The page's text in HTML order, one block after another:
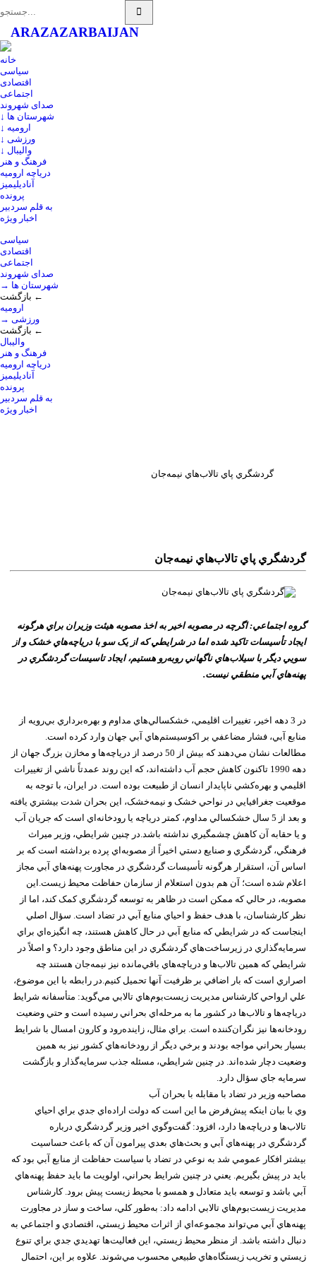
ARAZAZARBAIJAN
خانه
سیاسی
اقتصادی
اجتماعی
صدای شهروند
↓ شهرستان ها
↓ ارومیه
↓ ورزشی
↓ والیبال
فرهنگ و هنر
دریاچه ارومیه
آنادیلیمیز
پرونده
به قلم سردبیر
اخبار ویژه
سیاسی
اقتصادی
اجتماعی
صدای شهروند
→ شهرستان ها
بازگشت ←
ارومیه
→ ورزشی
بازگشت ←
والیبال
فرهنگ و هنر
دریاچه ارومیه
آنادیلیمیز
پرونده
به قلم سردبیر
اخبار ویژه
گردشگري پاي تالاب‌هاي نيمه‌جان
گردشگري پاي تالاب‌هاي نيمه‌جان
گروه اجتماعي: اگرچه در مصوبه اخير به اخذ مصوبه هيئت وزيران براي هرگونه
ايجاد تأسيسات تاکيد شده اما در شرايطي که از يک سو با درياچه‌هاي خشک و از
سويي ديگر با سيلاب‌هاي ناگهاني روبه‌رو هستيم، ايجاد تاسيسات گردشگري در
پهنه‌هاي آبي منطقي نيست.
در 3 دهه اخير، تغييرات اقليمي، خشکسالي‌هاي مداوم و بهره‌برداري بي‌رويه از
منابع آبي، فشار مضاعفي بر اکوسيستم‌هاي آبي جهان وارد کرده است.
مطالعات نشان مي‌دهند که بيش از 50 درصد از درياچه‌ها و مخازن بزرگ جهان از
دهه 1990 تاکنون کاهش حجم آب داشته‌اند، که اين روند عمدتاً ناشي از تغييرات
اقليمي و بهره‌کشي ناپايدار انسان از طبيعت بوده است. در ايران، با توجه به
موقعيت جغرافيايي در نواحي خشک و نيمه‌خشک، اين بحران شدت بيشتري يافته
و بعد از 5 سال خشکسالي مداوم، کمتر درياچه يا رودخانه‌اي است که جريان آب
و يا حقابه آن کاهش چشمگيري نداشته باشد.در چنين شرايطي، وزير ميراث
فرهنگي، گردشگري و صنايع دستي اخيراً از مصوبه‌اي پرده برداشته است که بر
اساس آن، استقرار هرگونه تأسيسات گردشگري در مجاورت پهنه‌هاي آبي مجاز
اعلام شده است؛ آن هم بدون استعلام از سازمان حفاظت محيط زيست.اين
مصوبه، در حالي که ممکن است در ظاهر به توسعه گردشگري کمک کند، اما از
نظر کارشناسان، با هدف حفظ و احياي منابع آبي در تضاد است. سؤال اصلي
اينجاست که در شرايطي که منابع آبي در حال کاهش هستند، چه انگيزه‌اي براي
سرمايه‌گذاري در زيرساخت‌هاي گردشگري در اين مناطق وجود دارد؟ و اصلاً در
شرايطي که همين تالاب‌ها و درياچه‌هاي باقي‌مانده نيز نيمه‌جان هستند چه
اصراري است که بار اضافي بر ظرفيت آنها تحميل کنيم.در رابطه با اين موضوع،
علي ارواحي کارشناس مديريت زيست‌بوم‌هاي تالابي مي‌گويد: متأسفانه شرايط
درياچه‌ها و تالاب‌ها در کشور ما به مرحله‌اي بحراني رسيده است و حتي وضعيت
رودخانه‌ها نيز نگران‌کننده است. براي مثال، زاينده‌رود و کارون امسال با شرايط
بسيار بحراني مواجه بودند و برخي ديگر از رودخانه‌هاي کشور نيز به همين
وضعيت دچار شده‌اند. در چنين شرايطي، مسئله جذب سرمايه‌گذار و بازگشت
سرمايه جاي سؤال دارد.
مصاحبه وزير در تضاد با مقابله با بحران آب
وي با بيان اينکه پيش‌فرض ما اين است که دولت اراده‌اي جدي براي احياي
تالاب‌ها و درياچه‌ها دارد، افزود: گفت‌وگوي اخير وزير گردشگري درباره
گردشگري در پهنه‌هاي آبي و بحث‌هاي بعدي پيرامون آن که باعث حساسيت
بيشتر افکار عمومي شد به نوعي در تضاد با سياست حفاظت از منابع آبي بود که
بايد در پيش بگيريم. يعني در چنين شرايط بحراني، اولويت ما بايد حفظ پهنه‌هاي
آبي باشد و توسعه بايد متعادل و همسو با محيط زيست پيش برود. کارشناس
مديريت زيست‌بوم‌هاي تالابي ادامه داد: به‌طور کلي، ساخت و ساز در مجاورت
پهنه‌هاي آبي مي‌تواند مجموعه‌اي از اثرات محيط زيستي، اقتصادي و اجتماعي به
دنبال داشته باشد. از منظر محيط زيستي، اين فعاليت‌ها تهديدي جدي براي تنوع
زيستي و تخريب زيستگاه‌هاي طبيعي محسوب مي‌شوند. علاوه بر اين، احتمال